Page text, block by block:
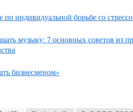
по индивидуальной борьбе со
музыку: 7 основных советов из
бизнесменом»